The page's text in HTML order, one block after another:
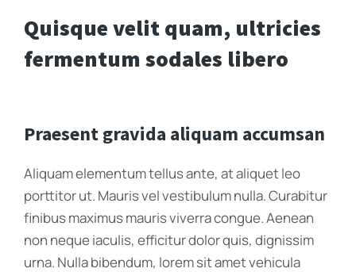
Quisque velit quam, ultricies
fermentum sodales libero
Praesent gravida aliquam accumsan
Aliquam elementum tellus ante, at aliquet leo
porttitor ut. Mauris vel vestibulum nulla. Curabitur
finibus maximus mauris viverra congue. Aenean
non neque iaculis, efficitur dolor quis, dignissim
urna. Nulla bibendum, lorem sit amet vehicula